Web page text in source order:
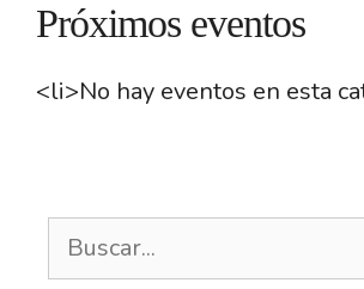
Próximos eventos
<li>No hay eventos en esta